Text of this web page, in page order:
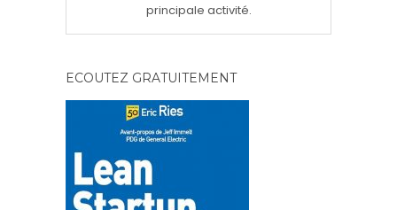
principale activité.
ECOUTEZ GRATUITEMENT